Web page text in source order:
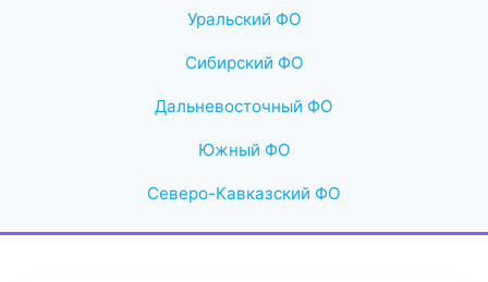
Уральский ФО
Сибирский ФО
Дальневосточный ФО
Южный ФО
Северо-Кавказский ФО